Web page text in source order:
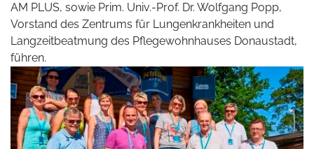
AM PLUS, sowie Prim. Univ.-Prof. Dr. Wolfgang Popp,
Vorstand des Zentrums für Lungenkrankheiten und
Langzeitbeatmung des Pflegewohnhauses Donaustadt,
führen.